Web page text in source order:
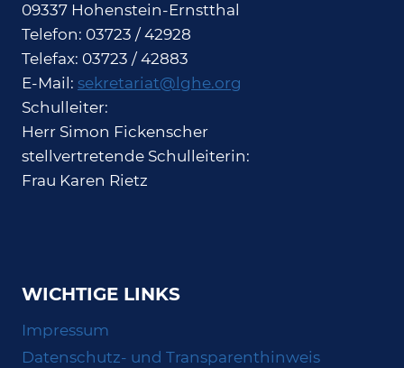
09337 Hohenstein-Ernstthal
Telefon: 03723 / 42928
Telefax: 03723 / 42883
E-Mail: sekretariat@lghe.org
Schulleiter:
Herr Simon Fickenscher
stellvertretende Schulleiterin:
Frau Karen Rietz
WICHTIGE LINKS
Impressum
Datenschutz- und Transparenthinweis